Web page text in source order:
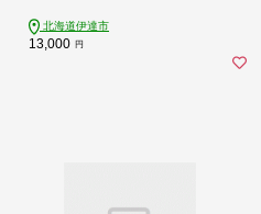
4】北海道伊達市
13,000 円